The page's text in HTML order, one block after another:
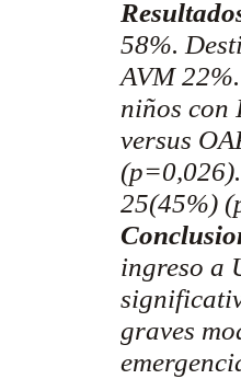
58%.
AVM
niños con
versus
25(45%)
ingreso a
graves